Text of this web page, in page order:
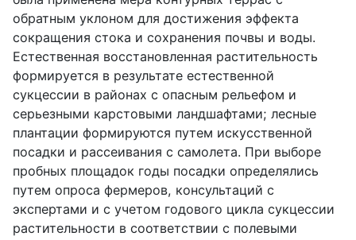
обратным уклоном для достижения эффекта
сокращения стока и сохранения почвы и воды.
Естественная восстановленная растительность
формируется в результате естественной
сукцессии в районах с опасным рельефом и
серьезными карстовыми ландшафтами; лесные
плантации формируются путем искусственной
посадки и рассеивания с самолета. При выборе
пробных площадок годы посадки определялись
путем опроса фермеров, консультаций с
экспертами и с учетом годового цикла сукцессии
растительности в соответствии с полевыми